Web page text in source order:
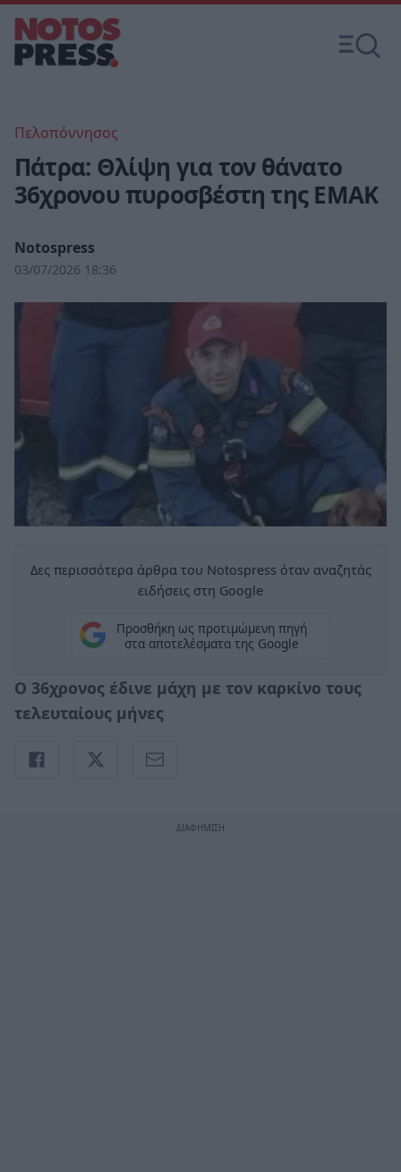
Πελοπόννησος
Πάτρα: Θλίψη για τον θάνατο
36χρονου πυροσβέστη της ΕΜΑΚ
Notospress
03/07/2026 18:36
Δες περισσότερα άρθρα του Notospress όταν αναζητάς
ειδήσεις στη Google
Προσθήκη ως προτιμώμενη πηγή
στα αποτελέσματα της Google
Ο 36χρονος έδινε μάχη με τον καρκίνο τους
τελευταίους μήνες